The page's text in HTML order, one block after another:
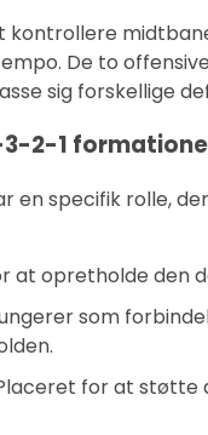
De to
sig forskellige
2-1
en specifik rolle,
at opretholde den
som
for at støtte